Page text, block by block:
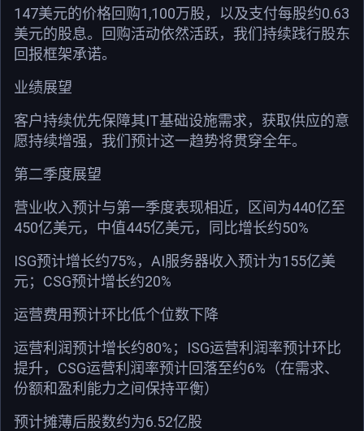
147美元的价格回购1,100万股，以及支付每股约0.63
美元的股息。回购活动依然活跃，我们持续践行股东
回报框架承诺。
业绩展望
客户持续优先保障其IT基础设施需求，获取供应的意
愿持续增强，我们预计这一趋势将贯穿全年。
第二季度展望
营业收入预计与第一季度表现相近，区间为440亿至
450亿美元，中值445亿美元，同比增长约50%
ISG预计增长约75%，AI服务器收入预计为155亿美
元；CSG预计增长约20%
运营费用预计环比低个位数下降
运营利润预计增长约80%；ISG运营利润率预计环比
提升，CSG运营利润率预计回落至约6%（在需求、
份额和盈利能力之间保持平衡）
预计摊薄后股数约为6.52亿股